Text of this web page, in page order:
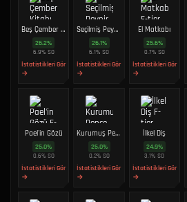
Beş Çember Kitabı
26.2%
6.9% SO
İstatistikleri Gör
→
Seçilmiş Peynir
26.1%
6.1%SO
İstatistikleri Gör
→
El Matkabı
25.6%
0.7% SO
İstatistikleri Gör
→
Pael'in Gözü
25.0%
0.6% SO
İstatistikleri Gör
→
Kurumuş Pençe
25.0%
0.2% SO
İstatistikleri Gör
→
İlkel Diş
24.9%
3.1%SO
İstatistikleri Gör
→